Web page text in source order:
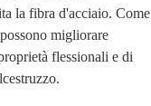
la fibra d'acciaio. Come
migliorare
flessionali e di